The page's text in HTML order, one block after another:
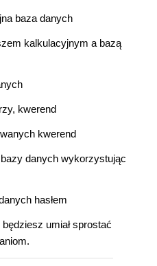
baza danych
kalkulacyjnym a bazą
kwerend
kwerend
danych wykorzystując
hasłem
umiał sprostać